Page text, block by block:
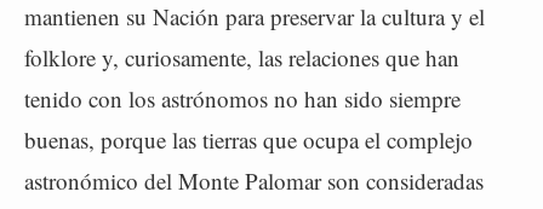
mantienen su Nación para preservar la cultura y el
folklore y, curiosamente, las relaciones que han
tenido con los astrónomos no han sido siempre
buenas, porque las tierras que ocupa el complejo
astronómico del Monte Palomar son consideradas